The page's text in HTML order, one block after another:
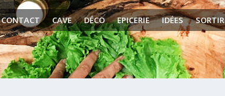
CONTACT CAVE DÉCO EPICERIE IDÉES SORTIR